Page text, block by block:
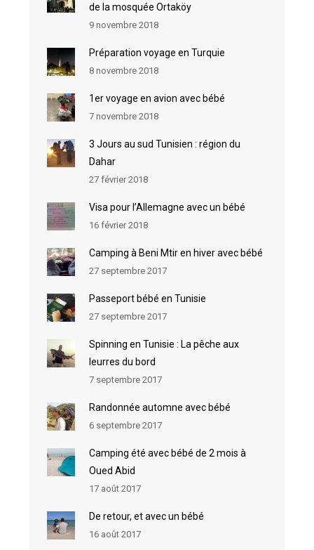
de la mosquée Ortaköy
9 novembre 2018
Préparation voyage en Turquie
8 novembre 2018
1er voyage en avion avec bébé
7 novembre 2018
3 Jours au sud Tunisien : région du
Dahar
27 février 2018
Visa pour l’Allemagne avec un bébé
16 février 2018
Camping à Beni Mtir en hiver avec bébé
27 septembre 2017
Passeport bébé en Tunisie
27 septembre 2017
Spinning en Tunisie : La pêche aux
leurres du bord
7 septembre 2017
Randonnée automne avec bébé
6 septembre 2017
Camping été avec bébé de 2 mois à
Oued Abid
17 août 2017
De retour, et avec un bébé
16 août 2017